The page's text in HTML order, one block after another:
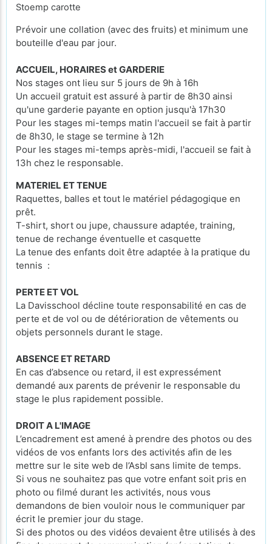
Stoemp carotte
Prévoir une collation (avec des fruits) et minimum une
bouteille d'eau par jour.
ACCUEIL, HORAIRES et GARDERIE
Nos stages ont lieu sur 5 jours de 9h à 16h
Un accueil gratuit est assuré à partir de 8h30 ainsi
qu'une garderie payante en option jusqu'à 17h30
Pour les stages mi-temps matin l'accueil se fait à partir
de 8h30, le stage se termine à 12h
Pour les stages mi-temps après-midi, l'accueil se fait à
13h chez le responsable.
MATERIEL ET TENUE
Raquettes, balles et tout le matériel pédagogique en
prêt.
T-shirt, short ou jupe, chaussure adaptée, training,
tenue de rechange éventuelle et casquette
La tenue des enfants doit être adaptée à la pratique du
tennis :
PERTE ET VOL
La Davisschool décline toute responsabilité en cas de
perte et de vol ou de détérioration de vêtements ou
objets personnels durant le stage.
ABSENCE ET RETARD
En cas d’absence ou retard, il est expressément
demandé aux parents de prévenir le responsable du
stage le plus rapidement possible.
DROIT A L'IMAGE
L’encadrement est amené à prendre des photos ou des
vidéos de vos enfants lors des activités afin de les
mettre sur le site web de l’Asbl sans limite de temps.
Si vous ne souhaitez pas que votre enfant soit pris en
photo ou filmé durant les activités, nous vous
demandons de bien vouloir nous le communiquer par
écrit le premier jour du stage.
Si des photos ou des vidéos devaient être utilisés à des